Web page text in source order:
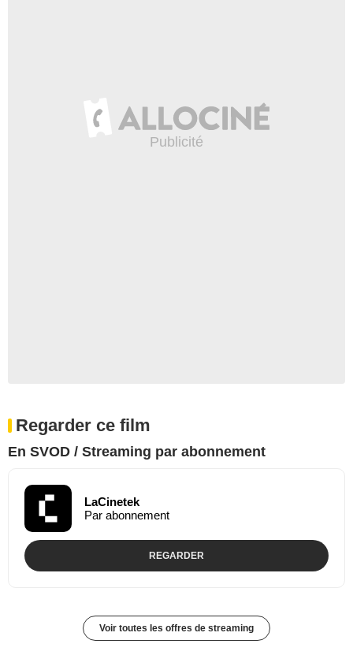
Regarder ce film
En SVOD / Streaming par abonnement
LaCinetek
Par abonnement
REGARDER
Voir toutes les offres de streaming